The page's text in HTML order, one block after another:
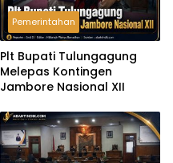
Pemerintahan
Plt Bupati Tulungagung
Melepas Kontingen
Jambore Nasional XII